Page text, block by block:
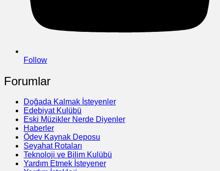
Follow
Forumlar
Doğada Kalmak İsteyenler
Edebiyat Kulübü
Eski Müzikler Nerde Diyenler
Haberler
Ödev Kaynak Deposu
Seyahat Rotaları
Teknoloji ve Bilim Kulübü
Yardım Etmek İsteyener